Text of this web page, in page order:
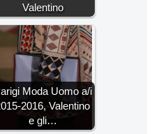
Valentino
Moda Uomo a/i
2016, Valentino
e gli…